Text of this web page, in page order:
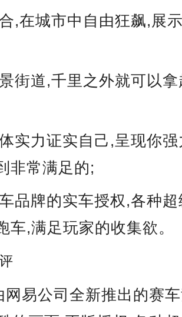
,在城市中自由狂飙,展
街道,千里之外就可以
实力证实自己,呈现你
非常满足的;
品牌的实车授权,各种
车,满足玩家的收集欲。
易公司全新推出的赛